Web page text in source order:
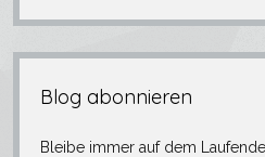
Blog abonnieren
Bleibe immer auf dem